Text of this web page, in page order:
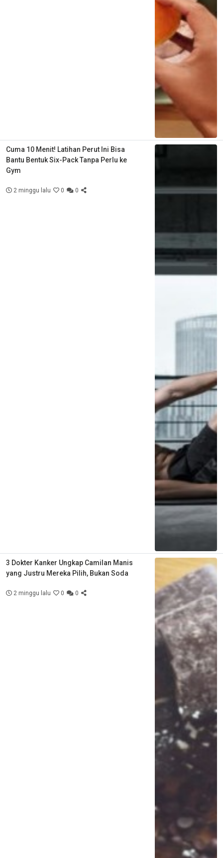
Cuma 10 Menit! Latihan Perut Ini Bisa
Bantu Bentuk Six-Pack Tanpa Perlu ke
Gym
2 minggu lalu 0 0
3 Dokter Kanker Ungkap Camilan Manis
yang Justru Mereka Pilih, Bukan Soda
2 minggu lalu 0 0